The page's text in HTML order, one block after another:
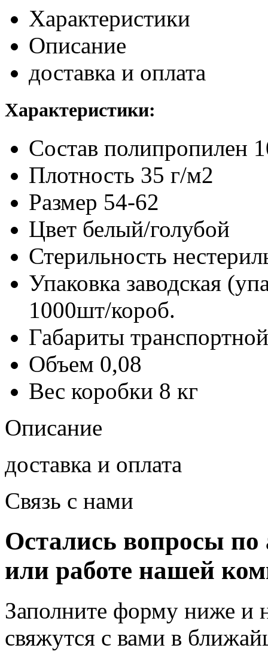
Характеристики
Описание
доставка и оплата
Характеристики:
Состав полипропилен
Плотность 35 г/м2
Размер 54-62
Цвет белый/голубой
Стерильность
Упаковка заводская
1000шт/короб.
Габариты
Объем 0,08
Вес коробки 8 кг
Описание
доставка и оплата
Связь с нами
Остались вопросы по
или работе нашей
Заполните форму ниже и
свяжутся с вами в